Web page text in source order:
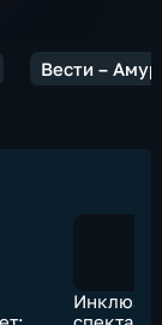
Вести –